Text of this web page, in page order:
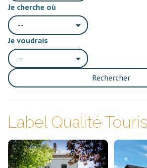
Je cherche où
--
Je voudrais
--
Rechercher
Label Qualité